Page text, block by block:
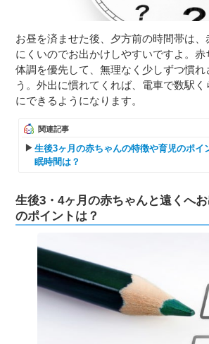
お昼を済ませた後、夕方前の時間帯は、
にくいのでお出かけしやすいですよ。
体調を優先して、無理なく少しずつ慣れ
う。外出に慣れてくれば、電車で数駅
にできるようになります。
関連記事
生後3ヶ月の赤ちゃんの特徴や育児のポイ
眠時間は？
生後3・4ヶ月の赤ちゃんと遠くへ
のポイントは？